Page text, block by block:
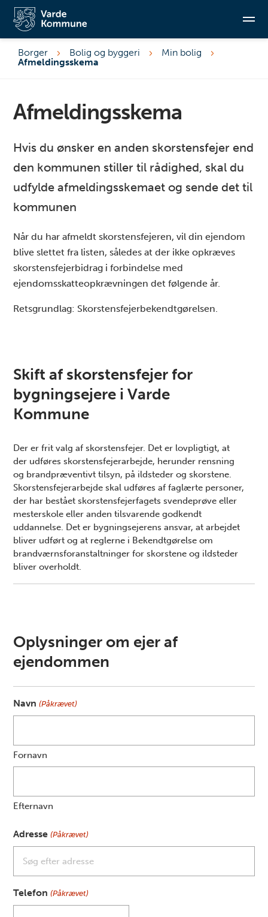
Borger Bolig og byggeri
Min bolig
Afmeldingsskema
Afmeldingsskema
Hvis du ønsker en anden skorstensfejer end
den kommunen stiller til rådighed, skal du
udfylde afmeldingsskemaet og sende det til
kommunen
Når du har afmeldt skorstensfejeren, vil din ejendom
blive slettet fra listen, således at der ikke opkræves
skorstensfejerbidrag i forbindelse med
ejendomsskatteopkrævningen det følgende år.
Retsgrundlag: Skorstensfejerbekendtgørelsen.
Skift af skorstensfejer for
bygningsejere i Varde
Kommune
Der er frit valg af skorstensfejer. Det er lovpligtigt, at
der udføres skorstensfejerarbejde, herunder rensning
og brandpræventivt tilsyn, på ildsteder og skorstene.
Skorstensfejerarbejde skal udføres af faglærte personer,
der har bestået skorstensfejerfagets svendeprøve eller
mesterskole eller anden tilsvarende godkendt
uddannelse. Det er bygningsejerens ansvar, at arbejdet
bliver udført og at reglerne i Bekendtgørelse om
brandværnsforanstaltninger for skorstene og ildsteder
bliver overholdt.
Oplysninger om ejer af
ejendommen
Navn (Påkrævet)
Fornavn
Efternavn
Adresse (Påkrævet)
Telefon (Påkrævet)